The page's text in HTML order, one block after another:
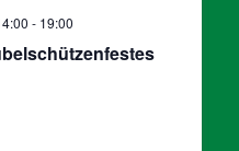
- 19:00